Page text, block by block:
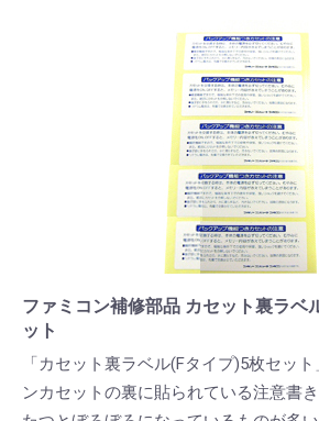
ファミコン補修部品 カセット裏ラベ
ット
「カセット裏ラベル(Fタイプ)5枚セッ
ンカセットの裏に貼られている注意書